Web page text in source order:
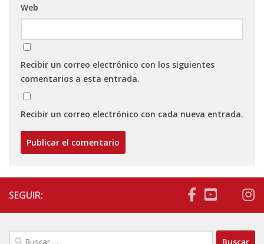
Web
Recibir un correo electrónico con los siguientes
comentarios a esta entrada.
Recibir un correo electrónico con cada nueva entrada.
SEGUIR:
Buscar: